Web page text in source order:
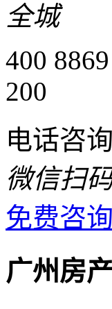
全城
400 8869
200
电话咨询
微信扫
免费咨询
广州房